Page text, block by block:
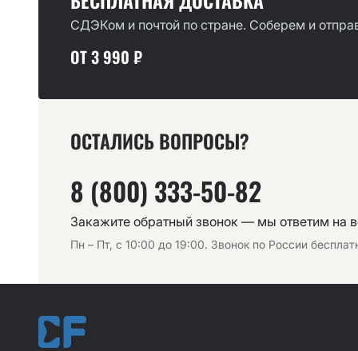
СДЭКом и почтой по стране. Соберем и
ОТ 3 990 ₽
ОСТАЛИСЬ ВОПРОСЫ?
8 (800) 333-50-82
Закажите обратный звонок — мы ответим на
Пн – Пт, с 10:00 до 19:00. Звонок по России